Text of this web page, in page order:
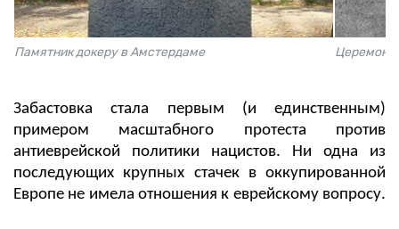
Памятник докеру в Амстердаме
Забастовка стала первым (и единственным)
примером масштабного протеста против
антиеврейской политики нацистов. Ни одна из
последующих крупных стачек в оккупированной
Европе не имела отношения к еврейскому вопросу.